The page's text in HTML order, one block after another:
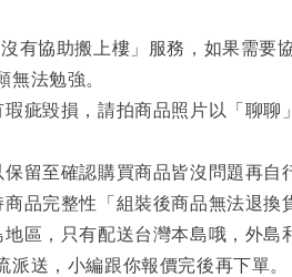
有協助搬上樓」服務，如果需要
法勉強。
疵毀損，請拍商品照片以「聊聊
留至確認購買商品皆沒問題再自
品完整性「組裝後商品無法退換
區，只有配送台灣本島哦，外島
派送，小編跟你報價完後再下單。